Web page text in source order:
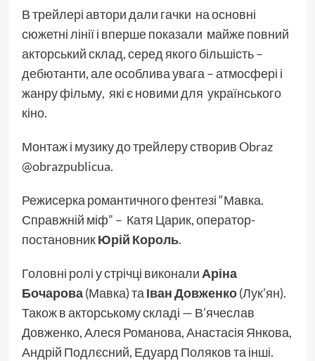
В трейлері автори дали гачки на основні
сюжетні лінії і вперше показали майже повний
акторський склад, серед якого більшість –
дебютанти, але особлива увага – атмосфері і
жанру фільму, які є новими для українського
кіно.
Монтаж і музику до трейлеру створив Obraz
@obrazpublicua.
Режисерка романтичного фентезі “Мавка.
Справжній міф” – Катя Царик, оператор-
постановникЮрій Король.
Головні ролі у стрічці виконали Аріна
Бочарова(Мавка) та Іван Довженко(Лук’ян).
Також в акторському складі — В’ячеслав
Довженко, Алеся Романова, Анастасія Янкова,
Андрій Подлєсний, Едуард Поляков та інші.